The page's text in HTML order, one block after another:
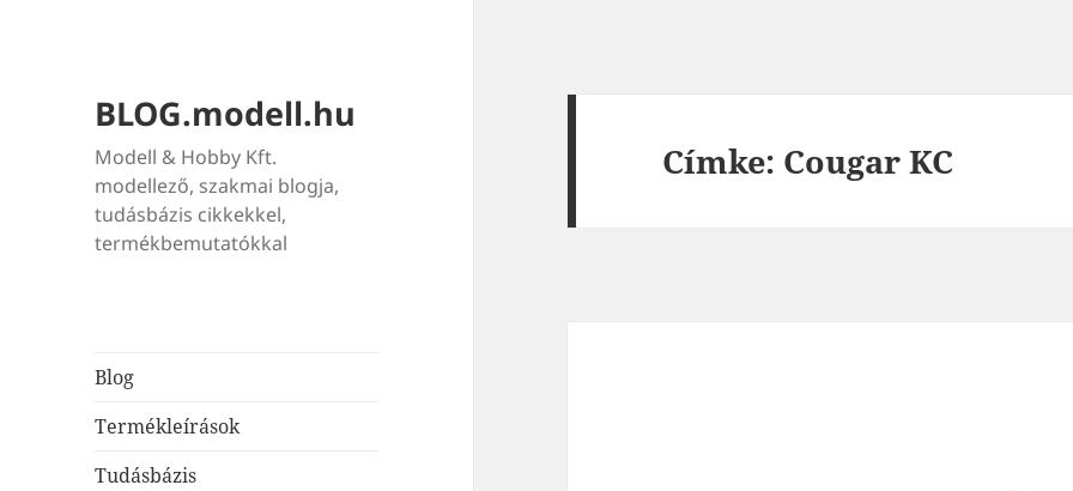
BLOG.modell.hu
Modell & Hobby Kft.
modellező, szakmai blogja,
tudásbázis cikkekkel,
termékbemutatókkal
Blog
Termékleírások
Tudásbázis
Címke: Cougar KC